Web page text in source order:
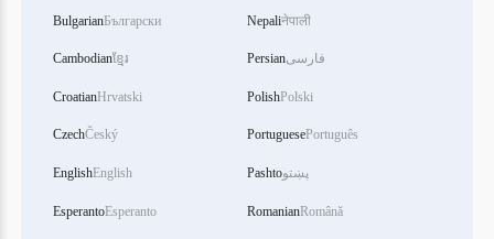
BulgarianБългарски
Cambodianខ្មែរ
CroatianHrvatski
CzechČeský
EnglishEnglish
EsperantoEsperanto
Nepaliनेपाली
Persianفارسی
PolishPolski
PortuguesePortuguês
Pashtoپښتو
RomanianRomână